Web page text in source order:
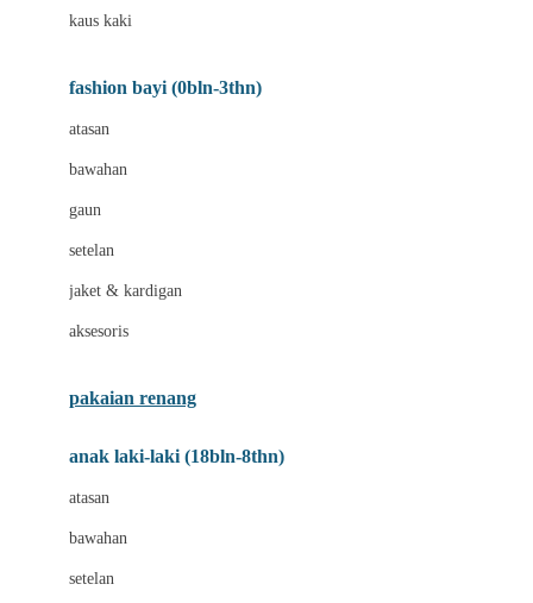
Bizzi Growin
Blooming Marvellous
Bravado
Buds Organics
Bugaboo
C
kaus kaki
fashion bayi (0bln-3thn)
atasan
bawahan
gaun
setelan
jaket & kardigan
aksesoris
pakaian renang
anak laki-laki (18bln-8thn)
atasan
bawahan
setelan